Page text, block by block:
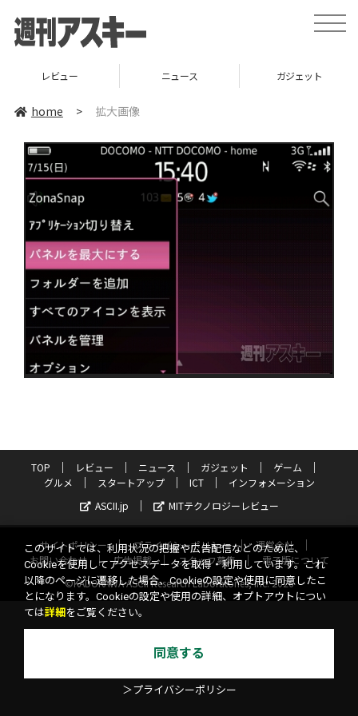
toggle
レビュー ニュース ガジェット
home > 拡大画像
TOP レビュー ニュース ガジェット
ゲーム
グルメ
スタートアップ ICT
インフォメーション
ASCII.jp
MITテクノロジーレビュー
サイトポリシー プライバシーポリシー
運営会社
お問い合わせ
広告掲載 スタッフ募集
電子版について
©KADOKAWA ASCII Research Laboratories, Inc. 2026
このサイトでは、利用状況の把握や広告配信などのために、
Cookieを使用してアクセスデータを取得・利用しています。これ
以降のページに遷移した場合、Cookieの設定や使用に同意したこ
とになります。Cookieの設定や使用の詳細、オプトアウトについ
ては詳細 をご覧ください。
同意する
＞プライバシーポリシー